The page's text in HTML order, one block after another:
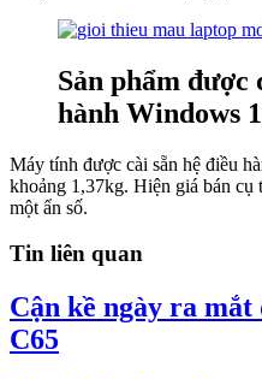
Sản phẩm được
hành Windows
Máy tính được cài sẵn hệ điều
khoảng 1,37kg. Hiện giá bán cụ
một ẩn số.
Tin liên quan
Cận kề ngày ra
C65